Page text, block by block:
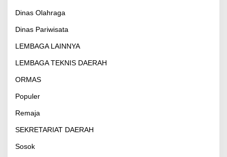
Dinas Olahraga
Dinas Pariwisata
LEMBAGA LAINNYA
LEMBAGA TEKNIS DAERAH
ORMAS
Populer
Remaja
SEKRETARIAT DAERAH
Sosok